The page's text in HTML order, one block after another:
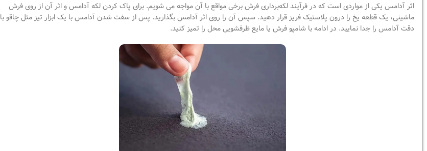
اثر آدامس یکی از مواردی است که در فرآیند لکه‌برداری فرش برخی مواقع با آن مواجه می شویم. برای پاک کردن لکه آدامس و اثر آن از روی فرش
ماشینی، یک قطعه یخ را درون پلاستیک فریز قرار دهید. سپس آن را روی اثر آدامس بگذارید. پس از سفت شدن آدامس با یک ابزار تیز مثل چاقو با
دقت آدامس را جدا نمایید. در ادامه با شامپو فرش یا مایع ظرفشویی محل را تمیز کنید.